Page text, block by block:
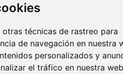
técnicas de rastreo para
de navegación en nuestra
personalizados y
el tráfico en nuestra
>Juguetes por edad>
>Juguetes por tipo >